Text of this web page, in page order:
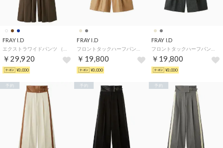
FRAY I.D
￥29,920
¥3,000
FRAY I.D
￥19,800
¥3,000
FRAY I.D
￥19,800
¥3,000
予約 予約 予約